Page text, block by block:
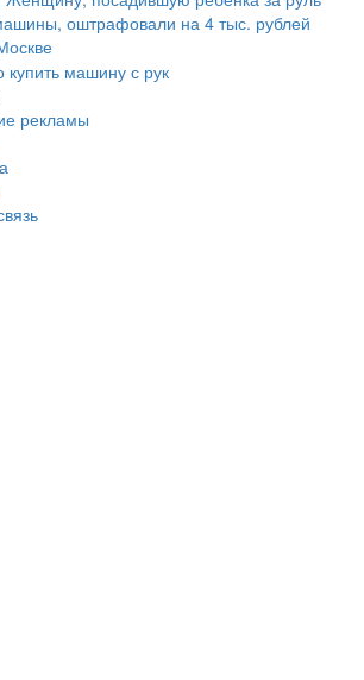
оштрафовали на 4 тыс. рублей
купить машину с рук
рекламы